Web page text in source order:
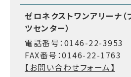
ゼロネクストワンアリーナ（
ツセンター）
電話番号：0146-22-3953
FAX番号：0146-22-1763
【お問い合わせフォーム】